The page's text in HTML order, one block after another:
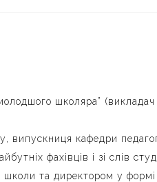
школяра”
випускниця кафедри
фахівців і зі слів
та директором у формі